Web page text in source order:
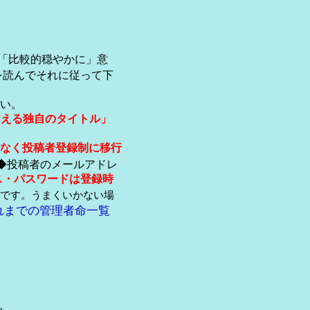
比較的穏やかに」意
読んでそれに従って下
。
る独自のタイトル」
く投稿者登録制に移行
投稿者のメールアドレ
パスワードは登録時
です。うまくいかない場
までの管理者命一覧